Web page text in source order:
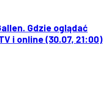
Gdzie oglądać
i online (30.07, 21:00)